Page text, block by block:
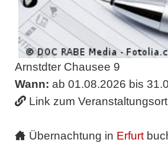
Arnstdter Chausee 9
Wann: ab 01.08.2026 bis
Link zum
Übernachtung in Erfurt